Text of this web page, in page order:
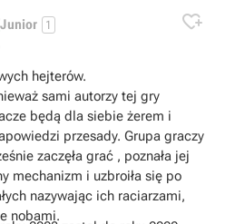
Junior 1 
hejterów.
sami autorzy tej gry
będą dla siebie żerem i
przesady. Grupa graczy
zaczęła grać , poznała jej
mechanizm i uzbroiła się po
nazywając ich raciarzami,
nobami.